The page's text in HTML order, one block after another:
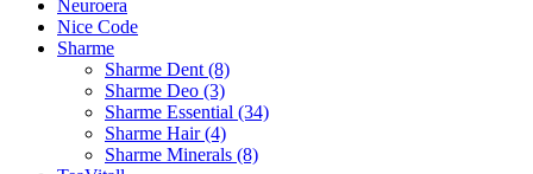
Neuroera
Nice Code
Sharme
Sharme Dent (8)
Sharme Deo (3)
Sharme Essential (34)
Sharme Hair (4)
Sharme Minerals (8)